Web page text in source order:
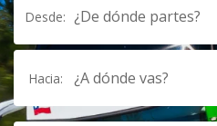
Desde: ¿De dónde partes?
Hacia: ¿A dónde vas?